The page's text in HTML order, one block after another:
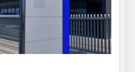
Fe, Fortuner ?
ĐÁNH GIÁ XE
Đánh giá nhanh Vinfast VF5